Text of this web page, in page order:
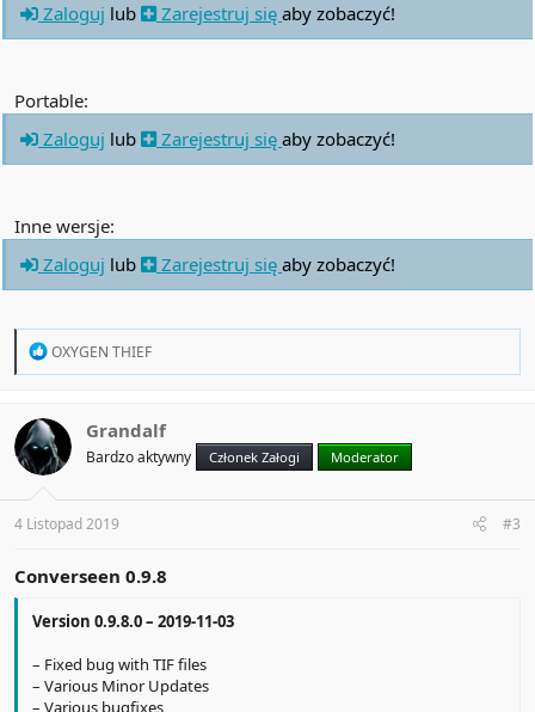
Zaloguj lub Zarejestruj się aby zobaczyć!
Portable:
Zaloguj lub Zarejestruj się aby zobaczyć!
Inne wersje:
Zaloguj lub Zarejestruj się aby zobaczyć!
R
t
i
o
s
:
OXYGEN THIEF
Grandalf
Bardzo aktywny Członek Załogi Moderator
4 Listopad 2019 #3
Converseen 0.9.8
Version 0.9.8.0 – 2019-11-03
– Fixed bug with TIF files
– Various Minor Updates
– Various bugfixes